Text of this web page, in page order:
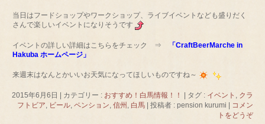
当日はフードショップやワークショップ、ライブイベントなども盛りだく
さんで楽しいイベントになりそうです
イベントの詳しい詳細はこちらをチェック ⇒
「CraftBeerMarche in
Hakuba ホームページ」
来週末はなんとかいいお天気になってほしいものですね～
2015年6月6日 カテゴリー : おすすめ！白馬情報！！ タグ : イベント , クラ
フトビア, ビール, ペンション, 信州 , 白馬 投稿者 : pension kurumi
コメン
トをどうぞ